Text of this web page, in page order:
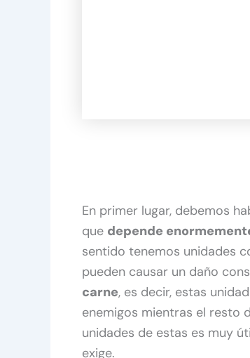
En primer lugar, debemos
que depende
sentido tenemos unidades
pueden causar un daño
carne, es decir, estas
enemigos mientras el resto
unidades de estas es muy
exige.